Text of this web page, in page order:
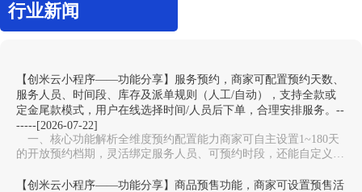
行业新闻
【创米云小程序——功能分享】服务预约，商家可配置预约天数、
服务人员、时间段、库存及派单规则（人工/自动），支持全款或
定金尾款模式，用户在线选择时间/人员后下单，合理安排服务。--
-----[2026-07-22]
一、核心功能解析全维度预约配置能力‌商家可自主设置1~180天
的开放预约档期，灵活绑定服务人员、可预约时段，还能自定义服
【创米云小程序——功能分享】商品预售功能，商家可设置预售活